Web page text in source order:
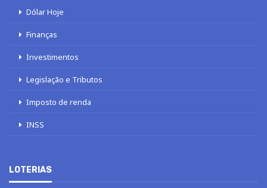
Dólar Hoje
Finanças
Investimentos
Legislação e Tributos
Imposto de renda
INSS
LOTERIAS